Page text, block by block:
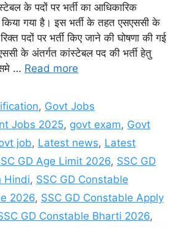
के पदों पर भर्ती का आधिकारिक
किया गया है। इस भर्ती के तहत एसएससी के
पदों पर भर्ती किए जाने की घोषणा की गई
के अंतर्गत कांस्टेबल पद की भर्ती हेतु
… Read more
, Govt Jobs
Jobs 2025, govt exam, Govt
job, Latest news, Latest
GD Age Limit 2026, SSC GD
Hindi, SSC GD Constable
2026, SSC GD Constable Apply
GD Constable Bharti 2026,